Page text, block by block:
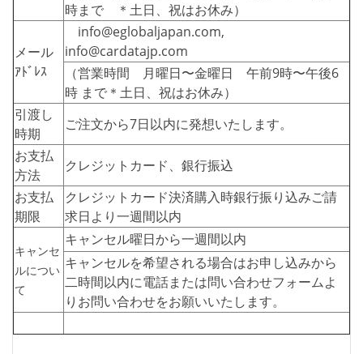
時まで ＊土日、祝はお休み）
メール
ｱﾄﾞﾚｽ
info@eglobaljapan.com,
info@cardatajp.com
（営業時間 月曜日〜金曜日 午前9時〜午後6
時 まで＊土日、祝はお休み）
引渡し
時期
ご注文から7日以内に発想いたします。
お支払
方法
クレジットカード、銀行振込
お支払
期限
クレジットカード決済購入時銀行振り込みご請
求日より一週間以内
キャンセ
ルについ
て
キャンセル曜日から一週間以内
キャンセルを希望される場合はお申し込みから
二時間以内に電話または問い合わせフォームよ
りお問い合わせをお願いいたします。